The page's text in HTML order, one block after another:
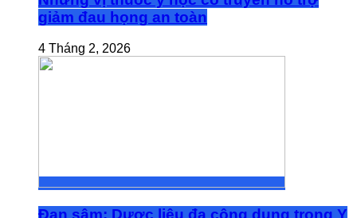
giảm đau họng an toàn
4 Tháng 2, 2026
Đan sâm: Dược liệu đa công dụng trong Y